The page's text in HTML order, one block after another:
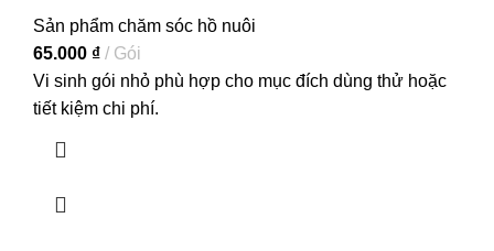
Sản phẩm chăm sóc hồ nuôi
65.000 ₫
Gói
Vi sinh gói nhỏ phù hợp cho mục đích dùng thử hoặc
tiết kiệm chi phí.